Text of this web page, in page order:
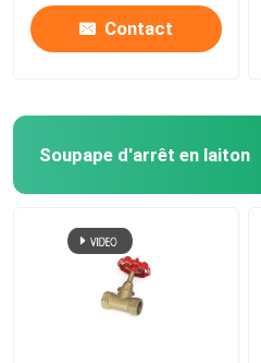
Contact
Soupape d'arrêt en laiton